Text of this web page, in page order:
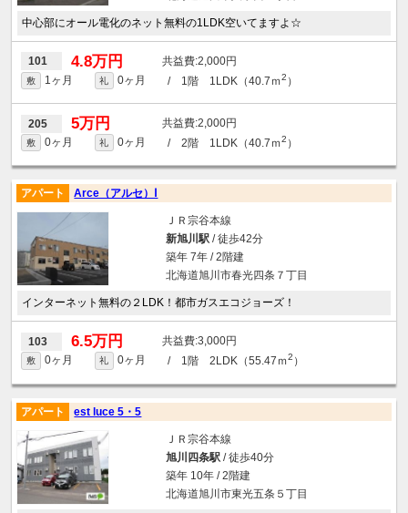
中心部にオール電化のネット無料の1LDK空いてますよ☆
101 4.8万円 2,000円
敷 1ヶ月 礼 0ヶ月 / 1階 1LDK（40.7ｍ2 ）
205 5万円 2,000円
敷 0ヶ月 礼 0ヶ月 / 2階 1LDK（40.7ｍ2 ）
アパート Arce（アルセ）Ⅰ
ＪＲ宗谷本線
新旭川駅/ 徒歩42分
築年 7年 / 2階建
北海道旭川市春光四条７丁目
インターネット無料の２LDK！都市ガスエコジョーズ！
103 6.5万円 3,000円
敷 0ヶ月 礼 0ヶ月 / 1階 2LDK（55.47ｍ2 ）
アパート est luce 5・5
ＪＲ宗谷本線
旭川四条駅/ 徒歩40分
築年 10年 / 2階建
北海道旭川市東光五条５丁目